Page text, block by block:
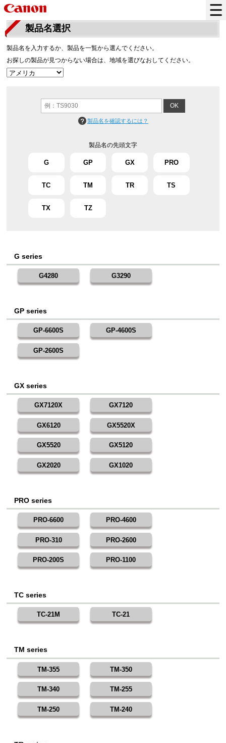
製品名選択
製品名を入力するか、製品を一覧から選んでください。
お探しの製品が見つからない場合は、地域を選びなおしてください。
製品名を確認するには？
製品名の先頭文字
G GP GX PRO
TC TM TR TS
TX TZ
G series
G4280 G3290
GP series
GP-6600S GP-4600S
GP-2600S
GX series
GX7120X GX7120
GX6120 GX5520X
GX5520 GX5120
GX2020 GX1020
PRO series
PRO-6600 PRO-4600
PRO-310 PRO-2600
PRO-200S PRO-1100
TC series
TC-21M TC-21
TM series
TM-355 TM-350
TM-340 TM-255
TM-250 TM-240